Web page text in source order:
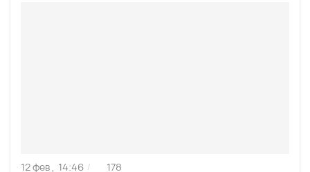
12 фев , 14:46 / 178